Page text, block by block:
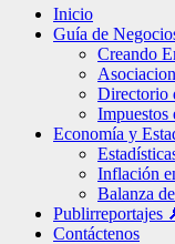
Inicio
Guía de
Creando
Directorio
Impuestos
Economía y
Inflación
Balanza
Publirreportajes
Contáctenos